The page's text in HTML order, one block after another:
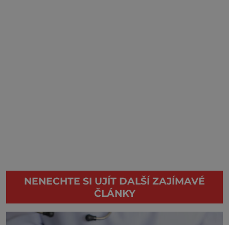
NENECHTE SI UJÍT DALŠÍ ZAJÍMAVÉ
ČLÁNKY